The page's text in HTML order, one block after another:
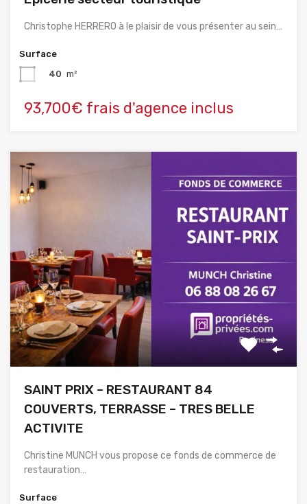
Christophe HERRERO à le plaisir de vous présenter au sein…
Surface
40 m²
93,700€ frais d'agence inclus
SAINT PRIX – RESTAURANT 84
COUVERTS, TERRASSE – TRES BELLE
ACTIVITE
Christine MUNCH vous propose ce fonds de commerce de
restauration…
Surface